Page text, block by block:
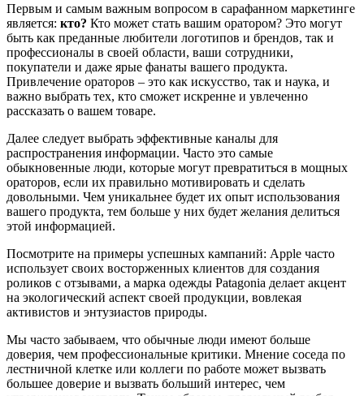
Первым и самым важным вопросом в сарафанном маркетинге
является: кто? Кто может стать вашим оратором? Это могут
быть как преданные любители логотипов и брендов, так и
профессионалы в своей области, ваши сотрудники,
покупатели и даже ярые фанаты вашего продукта.
Привлечение ораторов – это как искусство, так и наука, и
важно выбрать тех, кто сможет искренне и увлеченно
рассказать о вашем товаре.
Далее следует выбрать эффективные каналы для
распространения информации. Часто это самые
обыкновенные люди, которые могут превратиться в мощных
ораторов, если их правильно мотивировать и сделать
довольными. Чем уникальнее будет их опыт использования
вашего продукта, тем больше у них будет желания делиться
этой информацией.
Посмотрите на примеры успешных кампаний: Apple часто
использует своих восторженных клиентов для создания
роликов с отзывами, а марка одежды Patagonia делает акцент
на экологический аспект своей продукции, вовлекая
активистов и энтузиастов природы.
Мы часто забываем, что обычные люди имеют больше
доверия, чем профессиональные критики. Мнение соседа по
лестничной клетке или коллеги по работе может вызвать
большее доверие и вызвать больший интерес, чем